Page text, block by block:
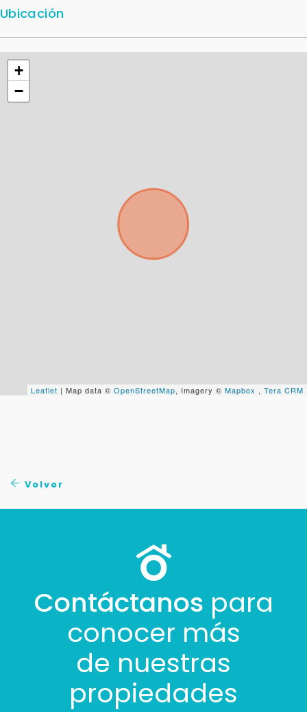
Ubicación
+
−
Leaflet | Map data © OpenStreetMap, Imagery © Mapbox , Tera CRM
Volver
Contáctanos para
conocer más
de nuestras
propiedades
Cancelar
Buscamos darte la mejor experiencia.
Con estos datos podemos responderte mejor y